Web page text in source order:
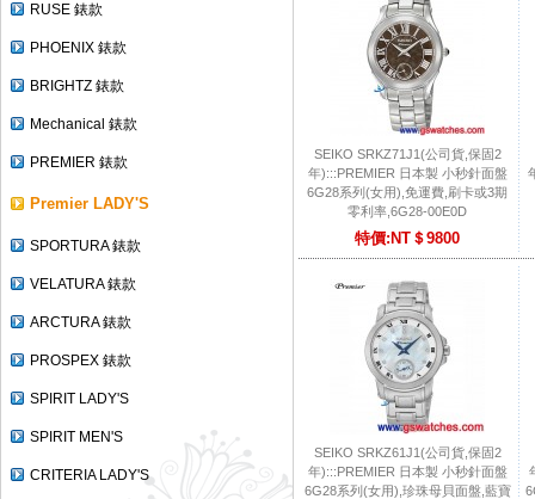
RUSE 錶款
PHOENIX 錶款
BRIGHTZ 錶款
Mechanical 錶款
PREMIER 錶款
Premier LADY'S
SPORTURA 錶款
VELATURA 錶款
ARCTURA 錶款
PROSPEX 錶款
SPIRIT LADY'S
SPIRIT MEN'S
CRITERIA LADY'S
SEIKO SRKZ71J1(公司貨,保固2
年):::PREMIER 日本製 小秒針面盤
6G28系列(女用),免運費,刷卡或3期
零利率,6G28-00E0D
特價:NT＄9800
SEIKO SRKZ61J1(公司貨,保固2
年):::PREMIER 日本製 小秒針面盤
6G28系列(女用),珍珠母貝面盤,藍寶